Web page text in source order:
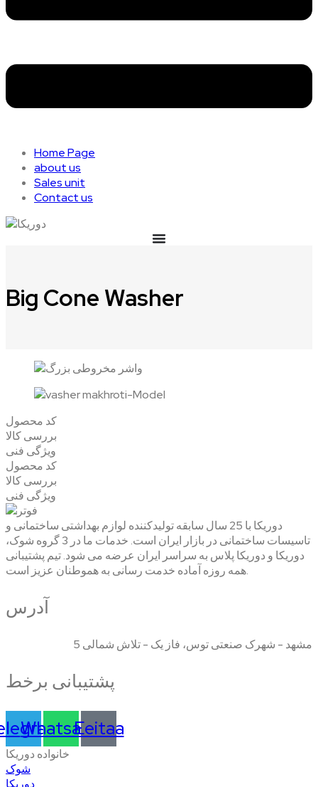
Home Page
about us
Sales unit
Contact us
Big Cone Washer
کد محصول
بررسی کالا
ویژگی فنی
کد محصول
بررسی کالا
ویژگی فنی
دوریکا با 25 سال سابقه تولیدکننده لوازم بهداشتی ساختمانی و
تاسیسات ساختمانی در بازار ایران است. خدمات ما در 3 گروه شوک،
دوریکا و دوریکا پلاس به سراسر ایران عرضه می شود. تیم پشتیبانی
همه روزه آماده خدمت رسانی به هموطنان عزیز است.
آدرس
مشهد - شهرک صنعتی توس، فاز یک - تلاش شمالی 5
پشتیبانی برخط
Whatsapp
Eeitaa
خانواده دوریکا
شوک
دوریکا